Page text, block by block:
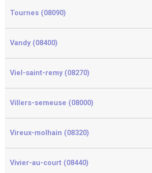
Tournes (08090)
Vandy (08400)
Viel-saint-remy (08270)
Villers-semeuse (08000)
Vireux-molhain (08320)
Vivier-au-court (08440)